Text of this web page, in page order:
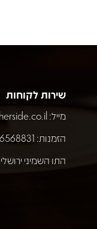
שירות לקוחות
מייל:
הזמנות: 02-6568831
התו השמיני